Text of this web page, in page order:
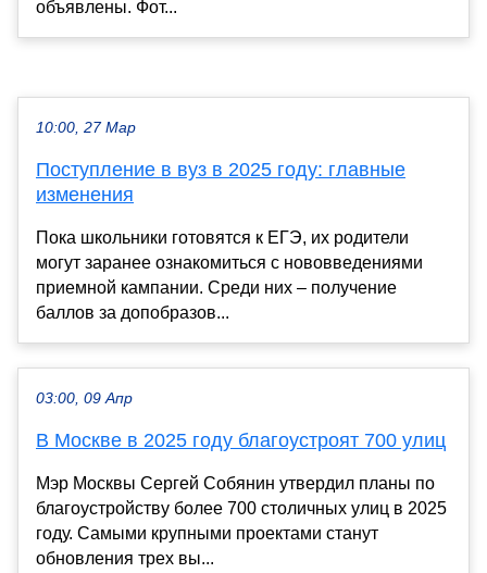
объявлены. Фот...
10:00, 27 Мар
Поступление в вуз в 2025 году: главные
изменения
Пока школьники готовятся к ЕГЭ, их родители
могут заранее ознакомиться с нововведениями
приемной кампании. Среди них – получение
баллов за допобразов...
03:00, 09 Апр
В Москве в 2025 году благоустроят 700 улиц
Мэр Москвы Сергей Собянин утвердил планы по
благоустройству более 700 столичных улиц в 2025
году. Самыми крупными проектами станут
обновления трех вы...